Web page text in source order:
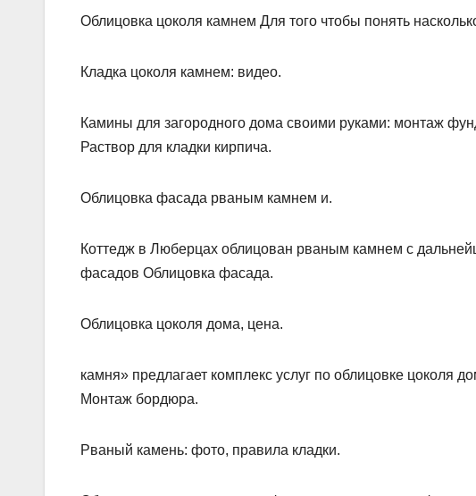
Облицовка цоколя камнем Для того чтобы понять
Кладка цоколя камнем: видео.
Камины для загородного дома своими руками: монтаж
Раствор для кладки кирпича.
Облицовка фасада рваным камнем и.
Коттедж в Люберцах облицован рваным камнем с
фасадов Облицовка фасада.
Облицовка цоколя дома, цена.
камня» предлагает комплекс услуг по облицовке
Монтаж бордюра.
Рваный камень: фото, правила кладки.